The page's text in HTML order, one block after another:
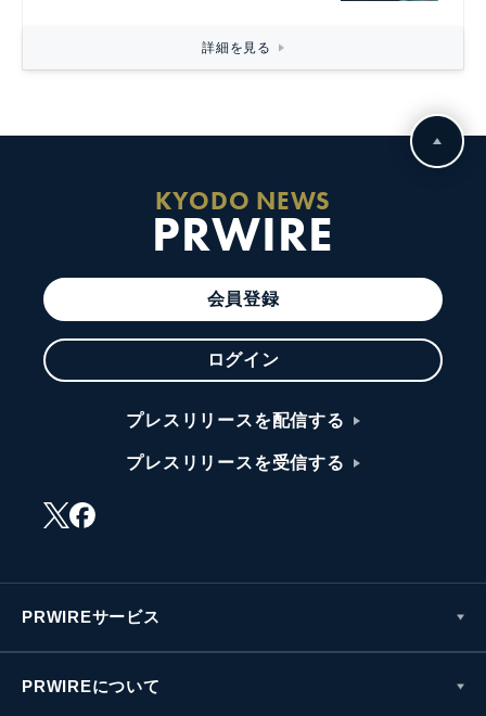
詳細を見る
KYODO NEWS
PRWIRE
会員登録
ログイン
プレスリリースを配信する
プレスリリースを受信する
PRWIREサービス
PRWIREについて